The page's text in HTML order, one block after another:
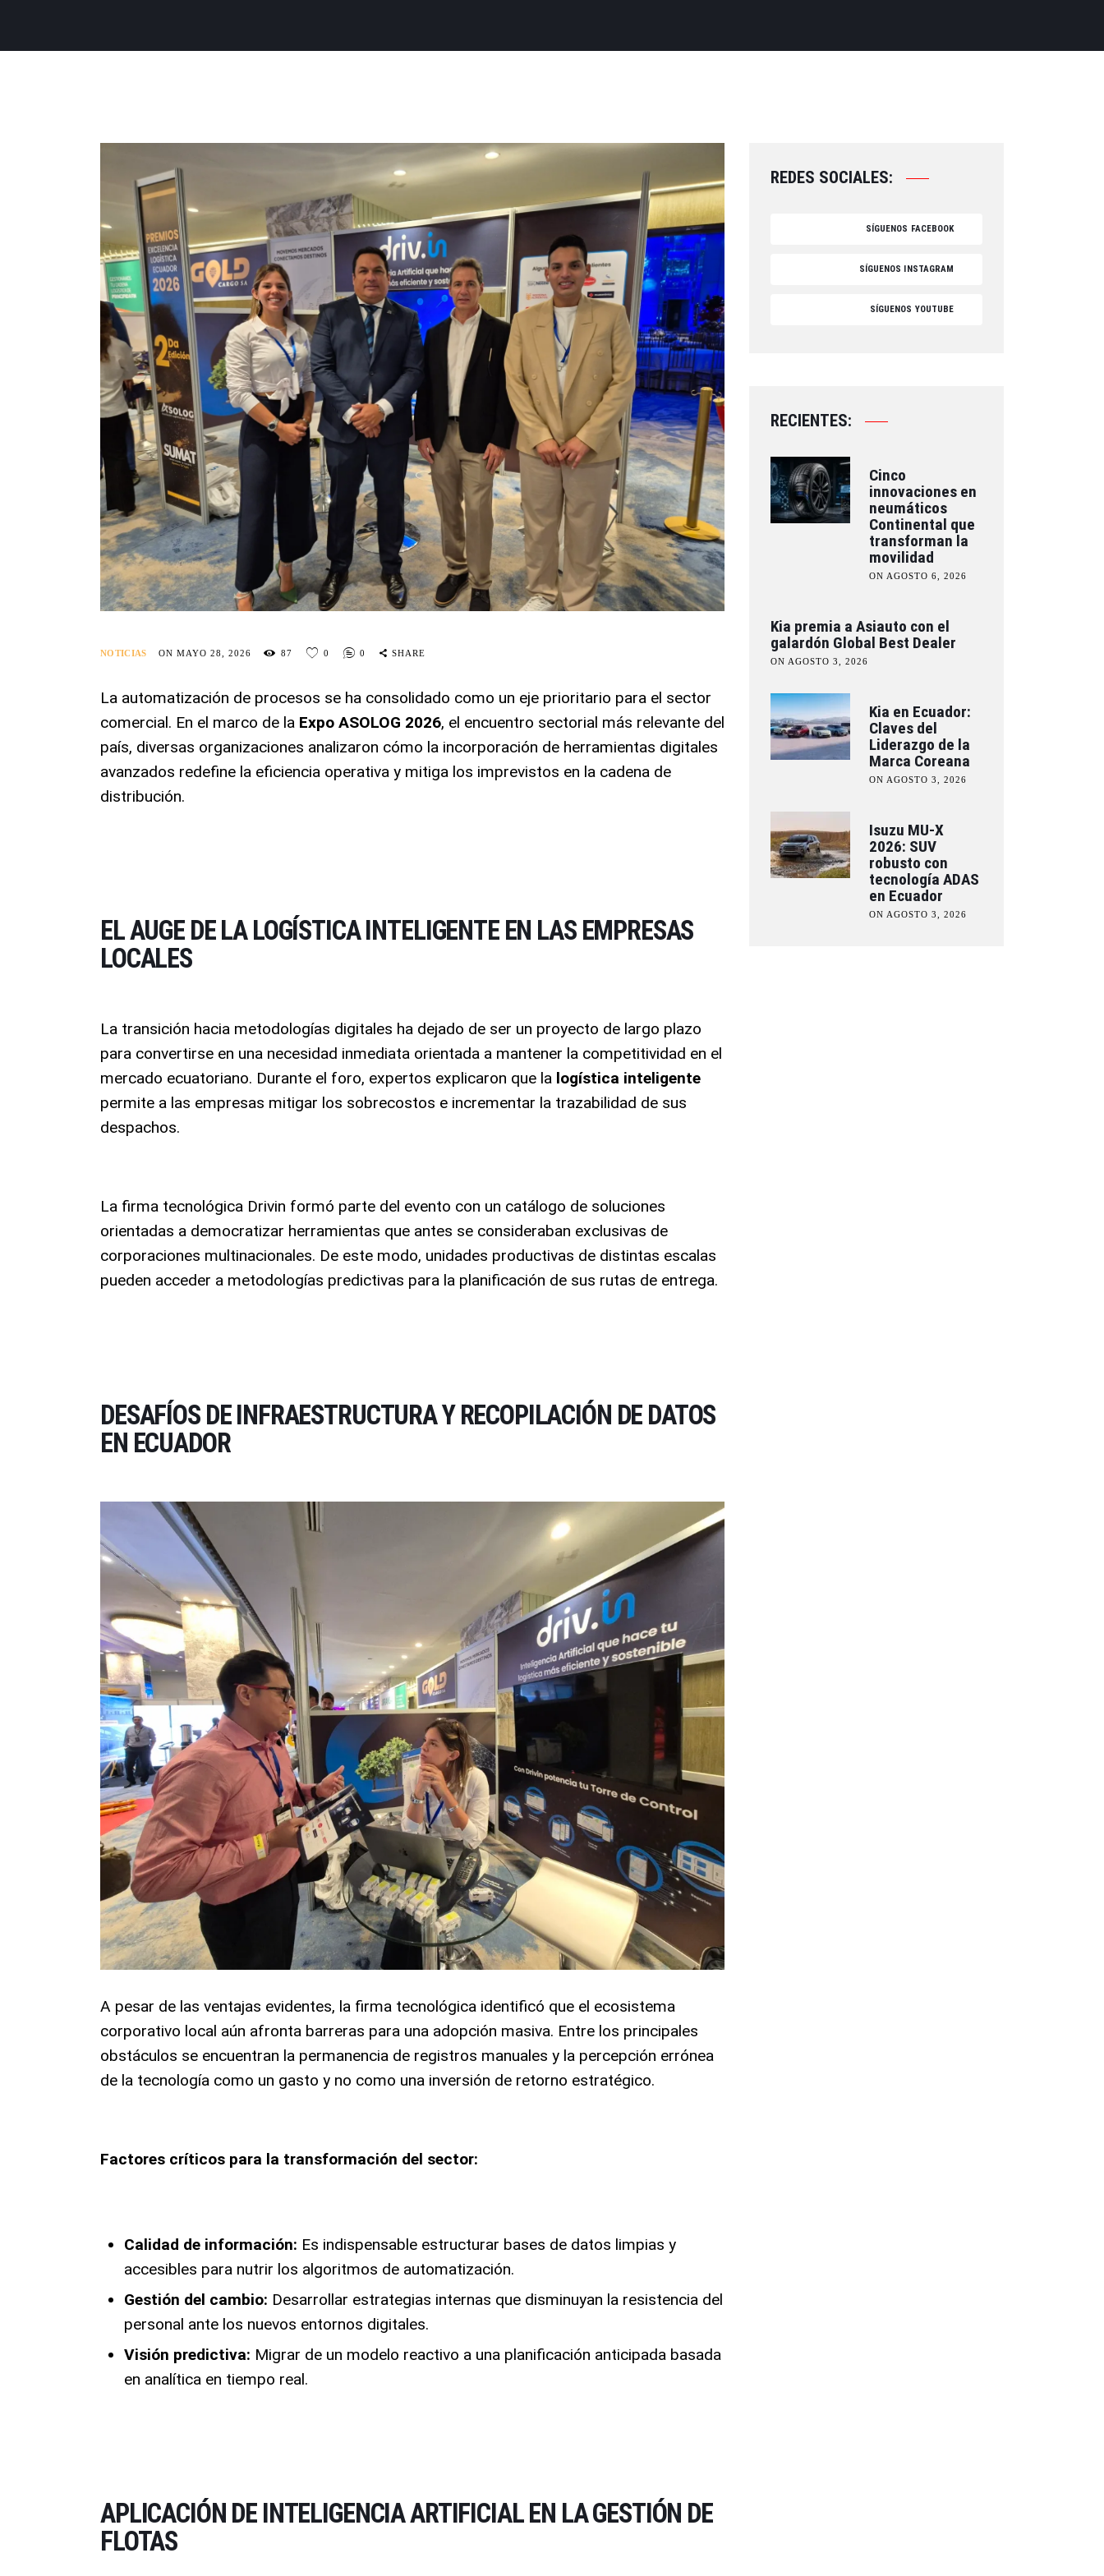
NOTICIAS ON MAYO 28, 2026 87 0 0 SHARE
La automatización de procesos se ha consolidado como un eje prioritario para el sector
comercial. En el marco de la Expo ASOLOG 2026, el encuentro sectorial más relevante del
país, diversas organizaciones analizaron cómo la incorporación de herramientas digitales
avanzados redefine la eficiencia operativa y mitiga los imprevistos en la cadena de
distribución.
EL AUGE DE LA LOGÍSTICA INTELIGENTE EN LAS EMPRESAS
LOCALES
La transición hacia metodologías digitales ha dejado de ser un proyecto de largo plazo
para convertirse en una necesidad inmediata orientada a mantener la competitividad en el
mercado ecuatoriano. Durante el foro, expertos explicaron que la logística inteligente
permite a las empresas mitigar los sobrecostos e incrementar la trazabilidad de sus
despachos.
La firma tecnológica Drivin formó parte del evento con un catálogo de soluciones
orientadas a democratizar herramientas que antes se consideraban exclusivas de
corporaciones multinacionales. De este modo, unidades productivas de distintas escalas
pueden acceder a metodologías predictivas para la planificación de sus rutas de entrega.
DESAFÍOS DE INFRAESTRUCTURA Y RECOPILACIÓN DE DATOS
EN ECUADOR
A pesar de las ventajas evidentes, la firma tecnológica identificó que el ecosistema
corporativo local aún afronta barreras para una adopción masiva. Entre los principales
obstáculos se encuentran la permanencia de registros manuales y la percepción errónea
de la tecnología como un gasto y no como una inversión de retorno estratégico.
Factores críticos para la transformación del sector:
Calidad de información: Es indispensable estructurar bases de datos limpias y
accesibles para nutrir los algoritmos de automatización.
Gestión del cambio: Desarrollar estrategias internas que disminuyan la resistencia del
personal ante los nuevos entornos digitales.
Visión predictiva: Migrar de un modelo reactivo a una planificación anticipada basada
en analítica en tiempo real.
APLICACIÓN DE INTELIGENCIA ARTIFICIAL EN LA GESTIÓN DE
FLOTAS
REDES SOCIALES:
SÍGUENOS FACEBOOK
SÍGUENOS INSTAGRAM
SÍGUENOS YOUTUBE
RECIENTES:
Cinco
innovaciones en
neumáticos
Continental que
transforman la
movilidad
ON AGOSTO 6, 2026
Kia premia a Asiauto con el
galardón Global Best Dealer
ON AGOSTO 3, 2026
Kia en Ecuador:
Claves del
Liderazgo de la
Marca Coreana
ON AGOSTO 3, 2026
Isuzu MU-X
2026: SUV
robusto con
tecnología ADAS
en Ecuador
ON AGOSTO 3, 2026